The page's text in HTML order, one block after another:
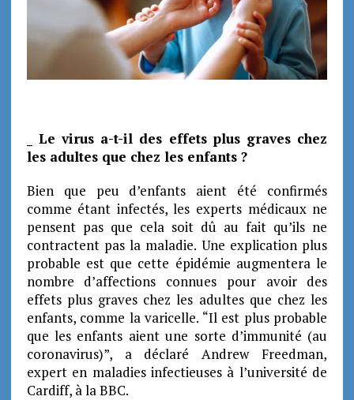
_ Le virus a-t-il des effets plus graves chez
les adultes que chez les enfants ?
Bien que peu d’enfants aient été confirmés
comme étant infectés, les experts médicaux ne
pensent pas que cela soit dû au fait qu’ils ne
contractent pas la maladie. Une explication plus
probable est que cette épidémie augmentera le
nombre d’affections connues pour avoir des
effets plus graves chez les adultes que chez les
enfants, comme la varicelle. “Il est plus probable
que les enfants aient une sorte d’immunité (au
coronavirus)”, a déclaré Andrew Freedman,
expert en maladies infectieuses à l’université de
Cardiff, à la BBC.